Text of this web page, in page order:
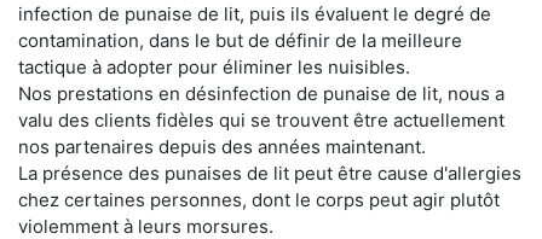
infection de punaise de lit, puis ils évaluent le degré de
contamination, dans le but de définir de la meilleure
tactique à adopter pour éliminer les nuisibles.
Nos prestations en désinfection de punaise de lit, nous a
valu des clients fidèles qui se trouvent être actuellement
nos partenaires depuis des années maintenant.
La présence des punaises de lit peut être cause d'allergies
chez certaines personnes, dont le corps peut agir plutôt
violemment à leurs morsures.